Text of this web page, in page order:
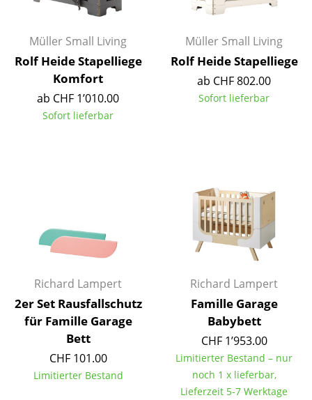
Bürodrehstühle
Konferenzstühle
Bürosessel
Einzelteile
... alle Sitzmöbel
Couchtische
Sekretäre & PC-Tische
Konferenztische
Stehtische & Stehpulte
Kindertische
Müller Small Living
Rolf Heide Stapelliege
Komfort
ab CHF 1’010.00
Sofort lieferbar
Müller Small Living
Rolf Heide Stapelliege
ab CHF 802.00
Sofort lieferbar
Richard Lampert
2er Set Rausfallschutz
für Famille Garage
Bett
CHF 101.00
Limitierter Bestand
Richard Lampert
Famille Garage
Babybett
CHF 1’953.00
Limitierter Bestand – nur
noch 1 x lieferbar,
Lieferzeit 5-7 Werktage